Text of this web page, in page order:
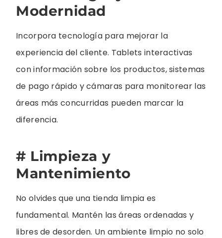
Modernidad
Incorpora tecnología para mejorar la
experiencia del cliente. Tablets interactivas
con información sobre los productos, sistemas
de pago rápido y cámaras para monitorear las
áreas más concurridas pueden marcar la
diferencia.
# Limpieza y
Mantenimiento
No olvides que una tienda limpia es
fundamental. Mantén las áreas ordenadas y
libres de desorden. Un ambiente limpio no solo